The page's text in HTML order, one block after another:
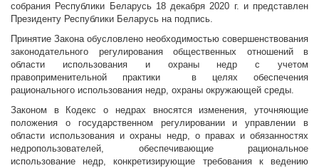
собрания Республики Беларусь 18 декабря 2020 г. и представлен
Президенту Республики Беларусь на подпись.
Принятие Закона обусловлено необходимостью совершенствования
законодательного регулирования общественных отношений в
области использования и охраны недр с учетом
правоприменительной практики в целях обеспечения
рационального использования недр, охраны окружающей среды.
Законом в Кодекс о недрах вносятся изменения, уточняющие
положения о государственном регулировании и управлении в
области использования и охраны недр, о правах и обязанностях
недропользователей, обеспечивающие рациональное
использование недр, конкретизирующие требования к ведению